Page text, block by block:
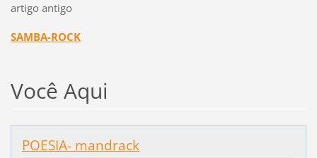
artigo antigo
SAMBA-ROCK
Você Aqui
POESIA- mandrack